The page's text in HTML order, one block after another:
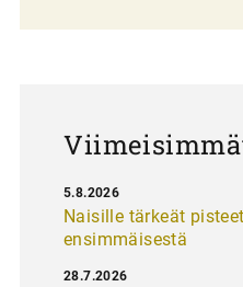
Naisille tärkeät
ensimmäisestä
5.8.2026
28.7.2026